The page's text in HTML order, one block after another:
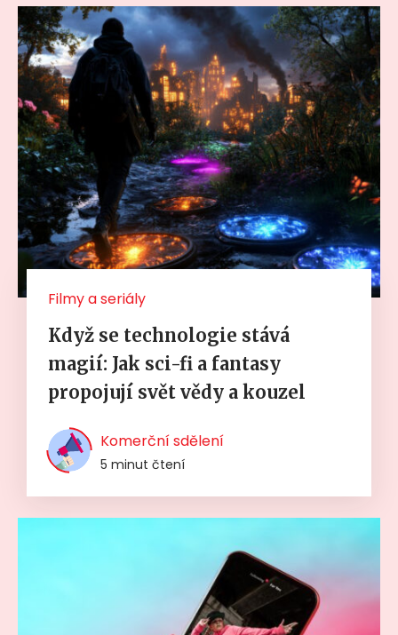
Filmy a seriály
Když se technologie stává
magií: Jak sci-fi a fantasy
propojují svět vědy a kouzel
Komerční sdělení
5 minut čtení